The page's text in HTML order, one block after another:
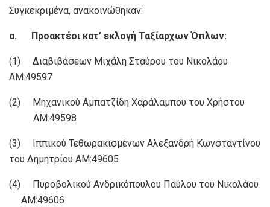
Συγκεκριμένα, ανακοινώθηκαν:
α. Προακτέοι κατ’ εκλογή Ταξίαρχων Όπλων:
(1) Διαβιβάσεων Μιχάλη Σταύρου του Νικολάου
ΑΜ:49597
(2) Μηχανικού Αμπατζίδη Χαράλαμπου του Χρήστου
ΑΜ:49598
(3) Ιππικού Τεθωρακισμένων Αλεξανδρή Κωνσταντίνου
του Δημητρίου ΑΜ:49605
(4) Πυροβολικού Ανδρικόπουλου Παύλου του Νικολάου
ΑΜ:49606